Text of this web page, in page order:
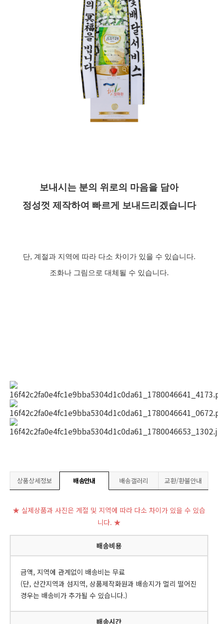
보내시는 분의 위로의 마음을 담아
정성껏 제작하여 빠르게 보내드리겠습니다
단, 계절과 지역에 따라 다소 차이가 있을 수 있습니다.
조화나 그림으로 대체될 수 있습니다.
상품상세정보 배송안내 배송갤러리 교환/환불안내
★ 실제상품과 사진은 계절 및 지역에 따라 다소 차이가 있을 수 있습
니다. ★
배송비용
금액, 지역에 관계없이 배송비는 무료
(단, 산간지역과 섬지역, 상품제작화원과 배송지가 멀리 떨어진
경우는 배송비가 추가될 수 있습니다.)
배송시간